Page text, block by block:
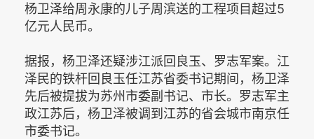
杨卫泽给周永康的儿子周滨送的工程项目超过5
亿元人民币。
据报，杨卫泽还疑涉江派回良玉、罗志军案。江
泽民的铁杆回良玉任江苏省委书记期间，杨卫泽
先后被提拔为苏州市委副书记、市长。罗志军主
政江苏后，杨卫泽被调到江苏的省会城市南京任
市委书记。